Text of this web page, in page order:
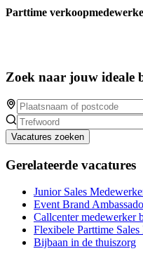
Parttime
Zoek naar jouw ideale
Vacatures zoeken
Gerelateerde vacatures
Junior Sales
Event Brand
Callcenter medewerker
Flexibele Parttime
Bijbaan in de thuiszorg